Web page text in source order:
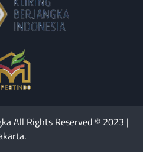
All Rights Reserved © 2023 |